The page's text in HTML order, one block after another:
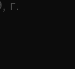
г.